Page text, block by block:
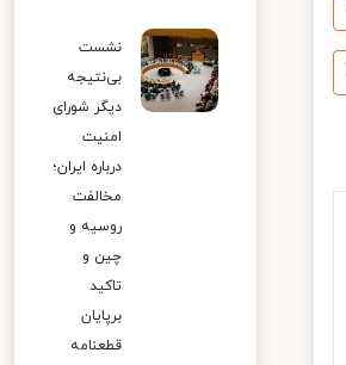
نشست
بی‌نتیجه
دیگر شورای
امنیت
درباره ایران؛
مخالفت
روسیه و
چین و
تاکید
برپایان
قطعنامه